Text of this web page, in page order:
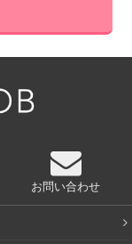
お問い合わせ